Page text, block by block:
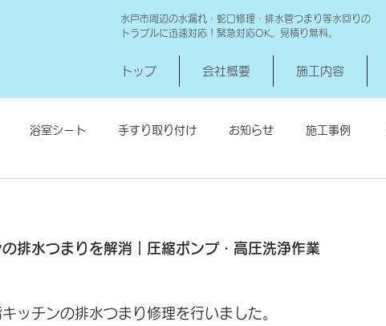
水戸市周辺の水漏れ・蛇口修理・排水管つまり等水回りの
トラブルに迅速対応！緊急対応OK。見積り無料。
トップ 会社概要 施工内容
浴室シート 手すり取り付け お知らせ 施工事例
排水つまりを解消｜圧縮ポンプ・高圧洗浄作業
ッチンの排水つまり修理を行いました。